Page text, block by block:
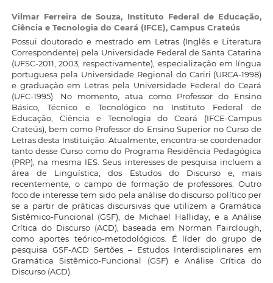
Vilmar Ferreira de Souza, Instituto Federal de Educação,
Ciência e Tecnologia do Ceará (IFCE), Campus Crateús
Possui doutorado e mestrado em Letras (Inglês e Literatura
Correspondente) pela Universidade Federal de Santa Catarina
(UFSC-2011, 2003, respectivamente), especialização em língua
portuguesa pela Universidade Regional do Cariri (URCA-1998)
e graduação em Letras pela Universidade Federal do Ceará
(UFC-1995). No momento, atua como Professor do Ensino
Básico, Técnico e Tecnológico no Instituto Federal de
Educação, Ciência e Tecnologia do Ceará (IFCE-Campus
Crateús), bem como Professor do Ensino Superior no Curso de
Letras desta Instituição. Atualmente, encontra-se coordenador
tanto desse Curso como do Programa Residência Pedagógica
(PRP), na mesma IES. Seus interesses de pesquisa incluem a
área de Linguística, dos Estudos do Discurso e, mais
recentemente, o campo de formação de professores. Outro
foco de interesse tem sido pela análise do discurso político per
se a partir de práticas discursivas que utilizem a Gramática
Sistêmico-Funcional (GSF), de Michael Halliday, e a Análise
Crítica do Discurso (ACD), baseada em Norman Fairclough,
como aportes teórico-metodológicos. É líder do grupo de
pesquisa GSF-ACD Sertões – Estudos Interdisciplinares em
Gramática Sistêmico-Funcional (GSF) e Análise Crítica do
Discurso (ACD).